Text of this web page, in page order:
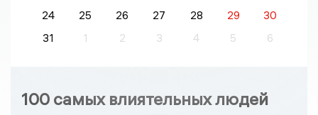
24
25 26 27 28 29
30
31
1 2 3 4 5 6
100 самых влиятельных людей